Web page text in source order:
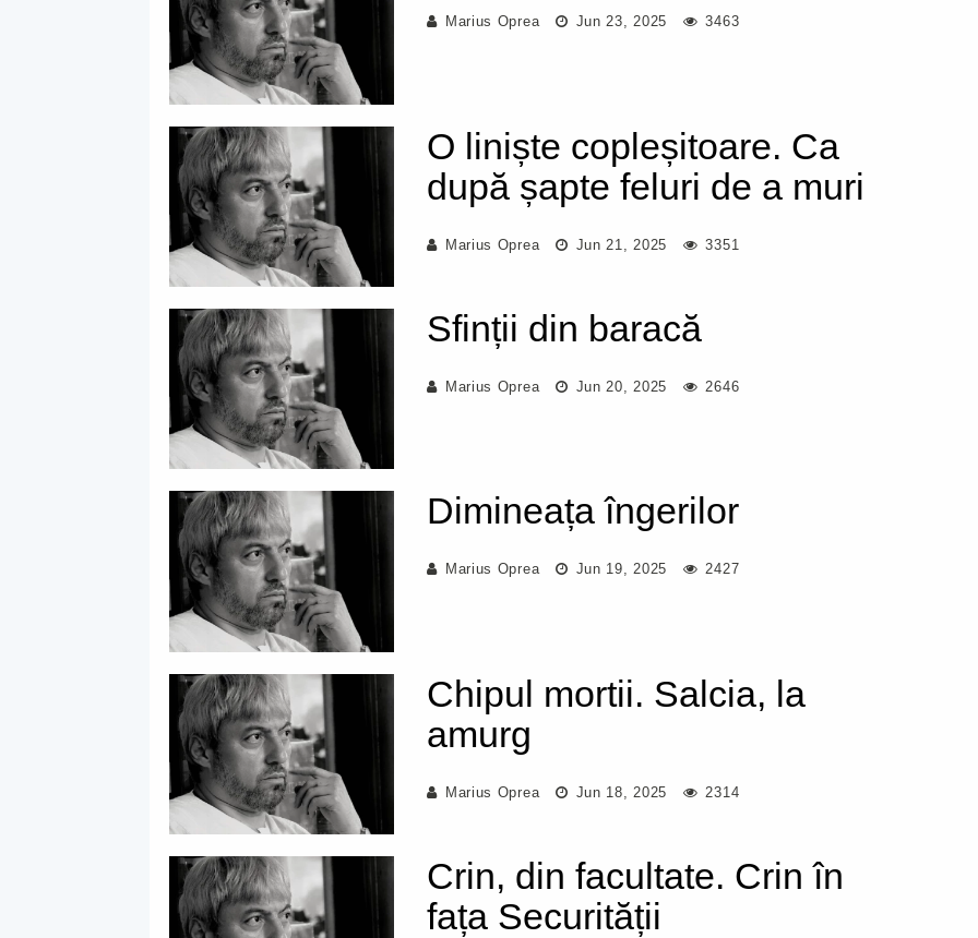
Marius Oprea Jun 23, 2025 3463
O liniște copleșitoare. Ca
după șapte feluri de a muri
Marius Oprea Jun 21, 2025 3351
Sfinții din baracă
Marius Oprea Jun 20, 2025 2646
Dimineața îngerilor
Marius Oprea Jun 19, 2025 2427
Chipul mortii. Salcia, la
amurg
Marius Oprea Jun 18, 2025 2314
Crin, din facultate. Crin în
fața Securității